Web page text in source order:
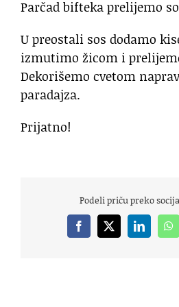
Parčad bifteka prelijemo
U preostali sos dodamo
izmutimo žicom i
Dekorišemo cvetom
paradajza.
Prijatno!
Podeli priču preko
Facebook
X LinkedIn